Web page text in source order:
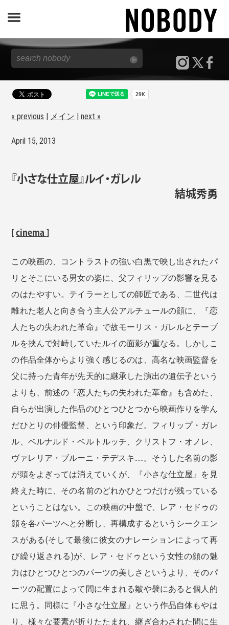
JOURNAL
SPECIAL
REPORT
NOBODY STORE
« previous メイン |next »
April 15, 2013
『小さな仕立屋』ルイ・ガレル
結城秀勇
[cinema]
この映画の、コントラストの強い白黒で映し出されたパ
リとそこにいる男女の姿に、父フィリップの影響を見る
のはたやすい。テイラーとしての師匠である、二世代は
離れた老人と向き合う主人公アルチュールの顔に、『恋
人たちの失われた革命』で故モーリス・ガレルとテーブ
ルを挟んで対峙していたルイの面影が重なる。しかしこ
の作品全体からより強く感じるのは、高名な映画監督を
父に持った青年が先天的に継承した演出の遺伝子という
よりも、前述の『恋人たちの失われた革命』も含めた、
自らが出演した作品のひとつひとつから映画作りを学ん
だひとりの俳優監督、という印象だ。フィリップ・ガレ
ル、ベルナルド・ベルトルッチ、クリストフ・オノレ、
ヴァレリア・ブルーニ・テデスキ……。そうした名前の影
が頭をよぎっては消えていくが、『小さな仕立屋』を見
終えた時に、その名前のどれかひとつだけが残っている
ということはない。この映画の中盤で、レア・セドゥの
顔を各パーツへと分断し、再構成するというシークエン
スがある(そして最後に彼女のナレーションによって再
び繰り返される)が、レア・セドゥという女性の顔の魅
力はひとつひとつのパーツの美しさというより、そのパ
ーツの配置によって間に生まれる皺や襞にあると個人的
に思う。同様に『小さな仕立屋』という作品自体もやは
り、様々な要素が折りたたまれ、継ぎ合わされた間に生